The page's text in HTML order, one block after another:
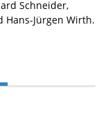
Schneider,
Hans-Jürgen Wirth.